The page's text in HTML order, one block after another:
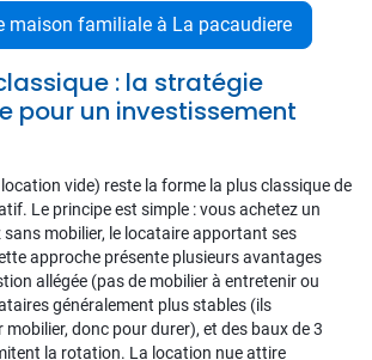
maison familiale à La pacaudiere
: la stratégie
pour un investissement
vide) reste la forme la plus classique de
Le principe est simple : vous achetez un
sans mobilier, le locataire apportant ses
approche présente plusieurs avantages
allégée (pas de mobilier à entretenir ou
généralement plus stables (ils
donc pour durer), et des baux de 3
la rotation. La location nue attire